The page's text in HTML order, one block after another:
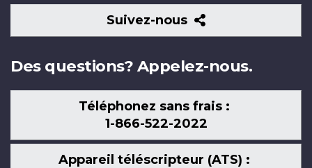
Suivez-nous
Suivez-
nous
Des questions? Appelez-nous.
Téléphonez sans frais :
1-866-522-2022
Appareil téléscripteur (ATS) :